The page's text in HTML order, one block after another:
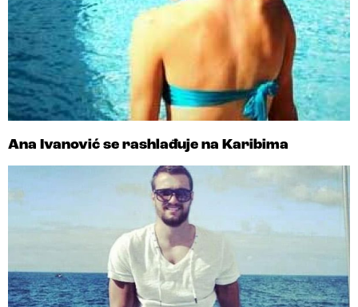
Ana Ivanović se rashlađuje na Karibima